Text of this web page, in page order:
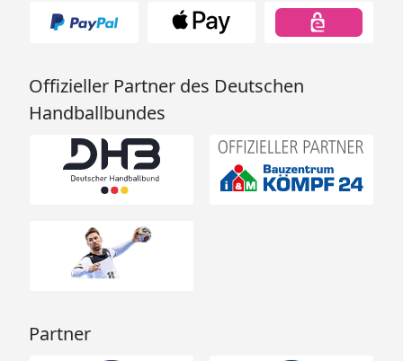
Offizieller Partner des Deutschen
Handballbundes
Partner